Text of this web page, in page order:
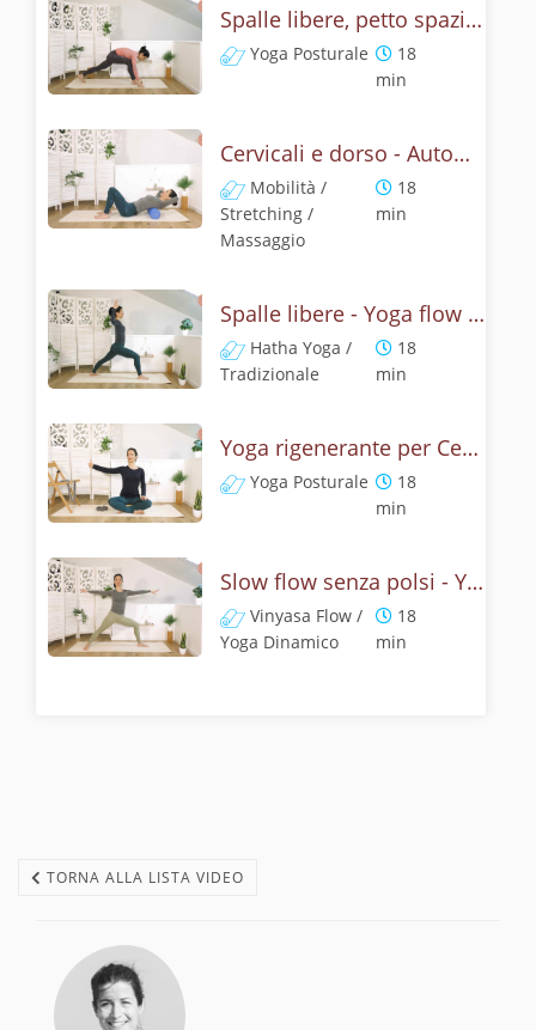
Spalle libere, petto spazioso - Yoga posturale
Yoga Posturale
18
min
Cervicali e dorso - Automassaggio con il rullo
Mobilità /
Stretching /
Massaggio
18
min
Spalle libere - Yoga flow per tutto il corpo
Hatha Yoga /
Tradizionale
18
min
Yoga rigenerante per Cervicali, Viso e Occhi
Yoga Posturale
18
min
Slow flow senza polsi - Yoga per spalle e collo
Vinyasa Flow /
Yoga Dinamico
18
min
TORNA ALLA LISTA VIDEO